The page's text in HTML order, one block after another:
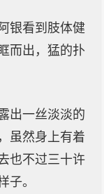
银看到肢体健
而出，猛的扑
出一丝淡淡的
虽然身上有着
也不过三十许
子。